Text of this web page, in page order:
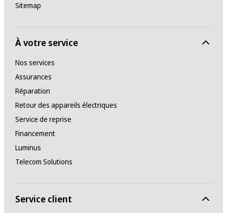
Sitemap
À votre service
Nos services
Assurances
Réparation
Retour des appareils électriques
Service de reprise
Financement
Luminus
Telecom Solutions
Service client